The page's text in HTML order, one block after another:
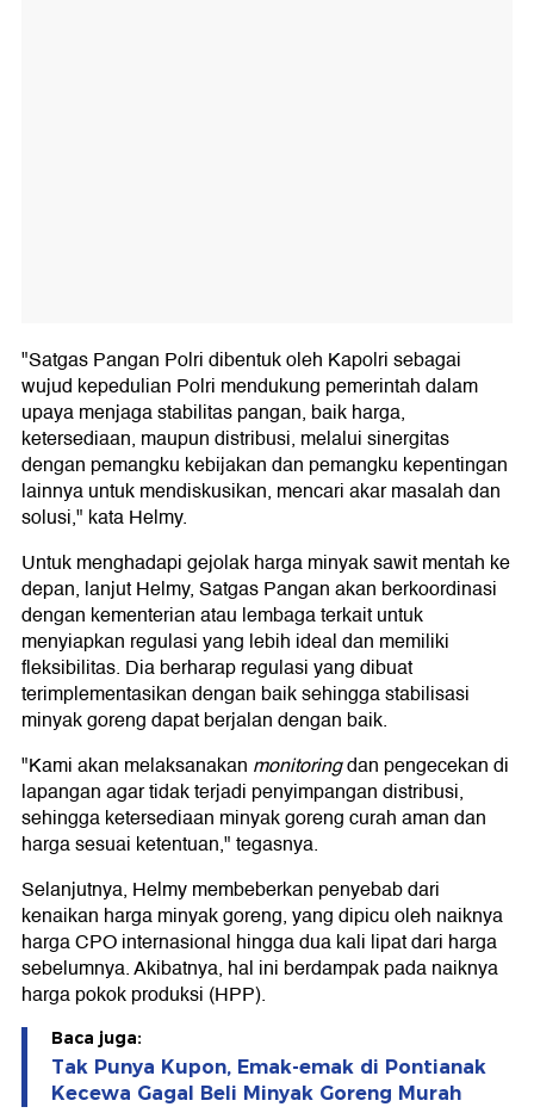
"Satgas Pangan Polri dibentuk oleh Kapolri sebagai
wujud kepedulian Polri mendukung pemerintah dalam
upaya menjaga stabilitas pangan, baik harga,
ketersediaan, maupun distribusi, melalui sinergitas
dengan pemangku kebijakan dan pemangku kepentingan
lainnya untuk mendiskusikan, mencari akar masalah dan
solusi," kata Helmy.
Untuk menghadapi gejolak harga minyak sawit mentah ke
depan, lanjut Helmy, Satgas Pangan akan berkoordinasi
dengan kementerian atau lembaga terkait untuk
menyiapkan regulasi yang lebih ideal dan memiliki
fleksibilitas. Dia berharap regulasi yang dibuat
terimplementasikan dengan baik sehingga stabilisasi
minyak goreng dapat berjalan dengan baik.
"Kami akan melaksanakan monitoringdan pengecekan di
lapangan agar tidak terjadi penyimpangan distribusi,
sehingga ketersediaan minyak goreng curah aman dan
harga sesuai ketentuan," tegasnya.
Selanjutnya, Helmy membeberkan penyebab dari
kenaikan harga minyak goreng, yang dipicu oleh naiknya
harga CPO internasional hingga dua kali lipat dari harga
sebelumnya. Akibatnya, hal ini berdampak pada naiknya
harga pokok produksi (HPP).
Baca juga:
Tak Punya Kupon, Emak-emak di Pontianak
Kecewa Gagal Beli Minyak Goreng Murah